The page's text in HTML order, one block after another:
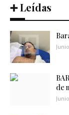
➕ Leídas
de